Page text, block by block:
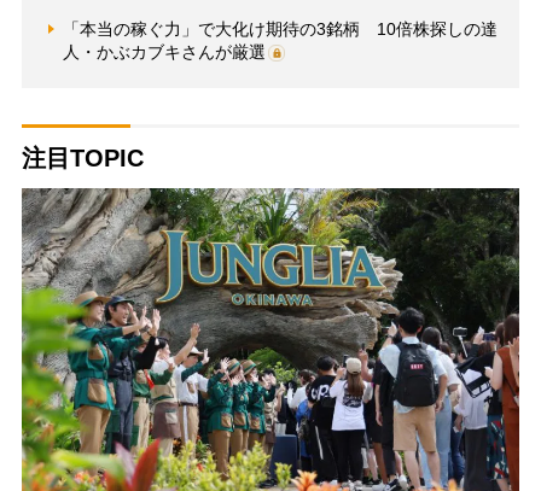
「本当の稼ぐ力」で大化け期待の3銘柄 10倍株探しの達
人・かぶカブキさんが厳選
注目TOPIC